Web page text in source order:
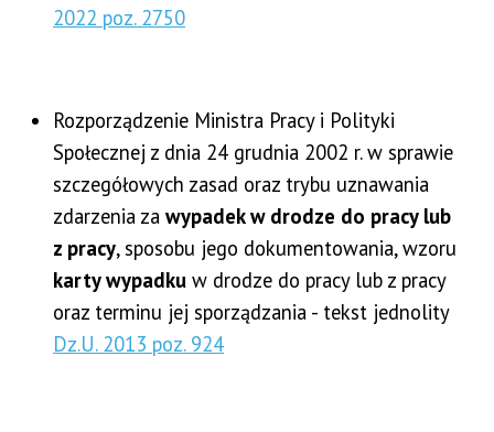
2022 poz. 2750
Rozporządzenie Ministra Pracy i Polityki
Społecznej z dnia 24 grudnia 2002 r. w sprawie
szczegółowych zasad oraz trybu uznawania
zdarzenia za wypadek w drodze do pracy lub
z pracy, sposobu jego dokumentowania, wzoru
karty wypadku w drodze do pracy lub z pracy
oraz terminu jej sporządzania - tekst jednolity
Dz.U. 2013 poz. 924